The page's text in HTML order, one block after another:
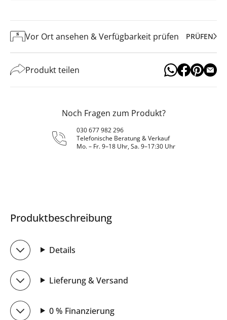
Vor Ort ansehen & Verfügbarkeit prüfen PRÜFEN
Produkt teilen
Noch Fragen zum Produkt?
030 677 982 296
Telefonische Beratung & Verkauf
Mo. – Fr. 9–18 Uhr, Sa. 9–17:30 Uhr
Produktbeschreibung
Details
Lieferung & Versand
0 % Finanzierung